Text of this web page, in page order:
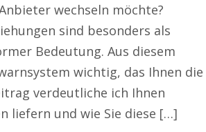
wechseln möchte?
sind besonders als
Bedeutung. Aus diesem
wichtig, das Ihnen die
verdeutliche ich Ihnen
liefern und wie Sie diese […]